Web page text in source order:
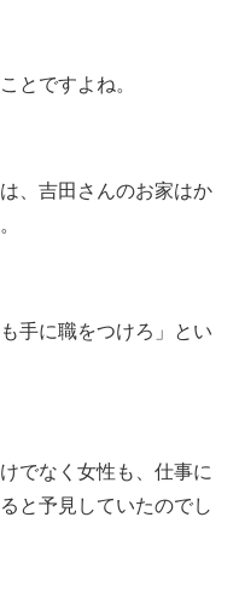
とですよね。
、吉田さんのお家はか
手に職をつけろ」とい
でなく女性も、仕事に
と予見していたのでし